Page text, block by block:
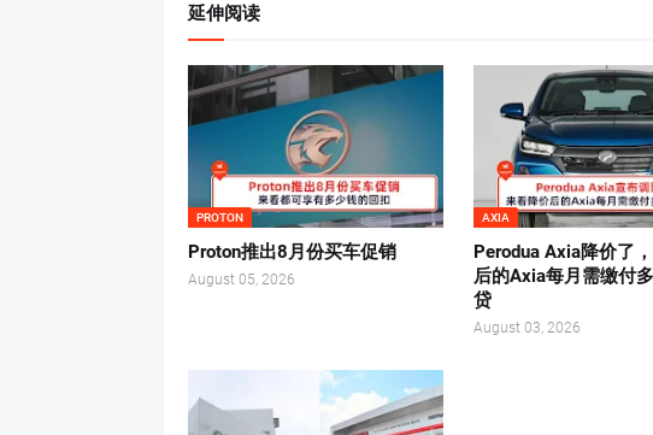
延伸阅读
PROTON
Proton推出8月份买车促销
August 05, 2026
AXIA
Perodua Axia降价了
后的Axia每月需缴付
贷
August 03, 2026